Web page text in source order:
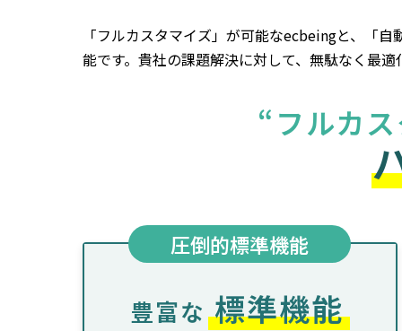
「フルカスタマイズ」が可能なecbeingと、「
能です。貴社の課題解決に対して、無駄なく最
“フルカ
圧倒的標準機能
豊富な 標準機能